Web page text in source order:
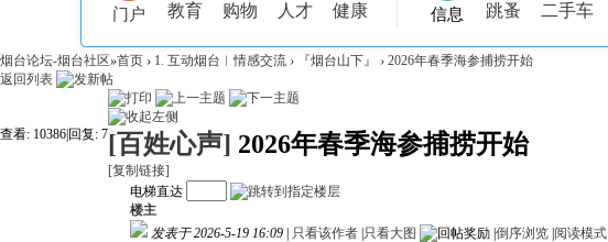
门户
教育
购物 人才 健康 信息
跳蚤
二手车
烟台论坛-烟台社区»首页 › 1. 互动烟台︱情感交流 › 『烟台山下』 › 2026年春季海参捕捞开始
返回列表
查看: 10386 回复: 7[百姓心声] 2026年春季海参捕捞开始
[复制链接]
电梯直达
楼主
发表于 2026-5-19 16:09
只看该作者 只看大图 倒序浏览 阅读模式